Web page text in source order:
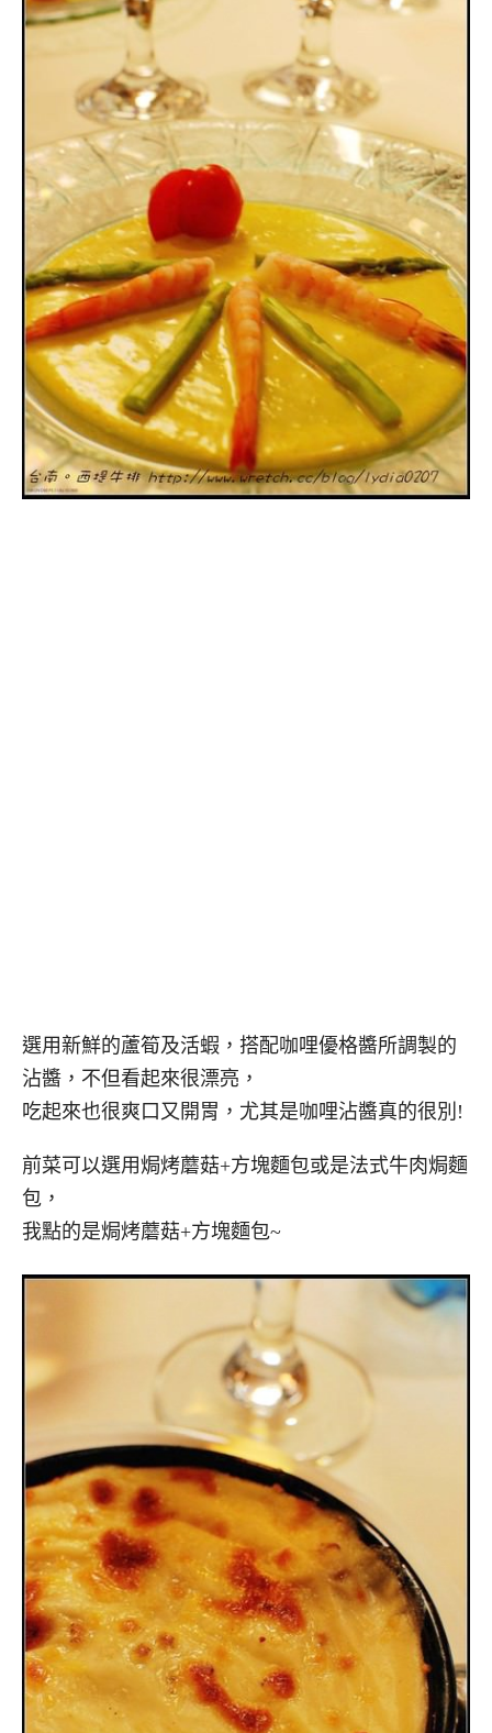
選用新鮮的蘆筍及活蝦，搭配咖哩優格醬所調製的
沾醬，不但看起來很漂亮，
吃起來也很爽口又開胃，尤其是咖哩沾醬真的很別!
前菜可以選用焗烤蘑菇+方塊麵包或是法式牛肉焗麵
包，
我點的是焗烤蘑菇+方塊麵包~